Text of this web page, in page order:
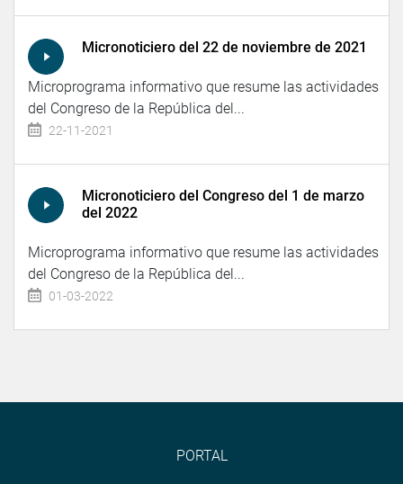
Micronoticiero del 22 de noviembre de 2021
Microprograma informativo que resume las actividades
del Congreso de la República del...
22-11-2021
Micronoticiero del Congreso del 1 de marzo
del 2022
Microprograma informativo que resume las actividades
del Congreso de la República del...
01-03-2022
PORTAL